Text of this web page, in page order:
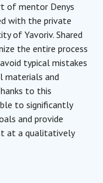
of mentor Denys
with the private
of Yavoriv. Shared
the entire process
typical mistakes
materials and
to this
to significantly
and provide
at a qualitatively